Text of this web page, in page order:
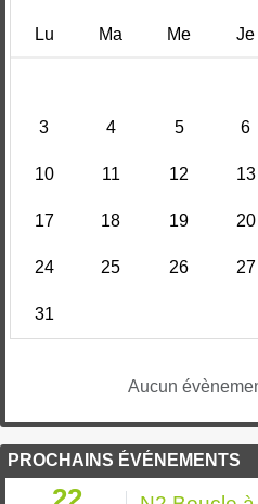
Lu Ma Me Je
3 4 5 6
10 11 12 13
17 18 19 20
24 25 26 27
31
Aucun
PROCHAINS ÉVÉNEMENTS